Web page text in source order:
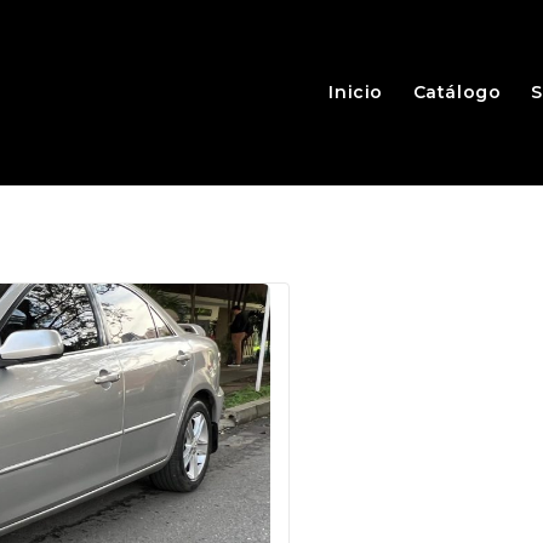
Inicio Catálogo